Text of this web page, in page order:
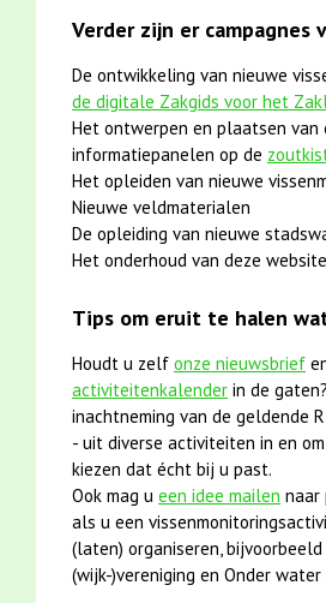
Verder zijn er campagnes
De ontwikkeling van nieuwe
de digitale Zakgids voor het
Het ontwerpen en plaatsen van
informatiepanelen op de
Het opleiden van nieuwe
Nieuwe veldmaterialen
De opleiding van nieuwe
Het onderhoud van deze website
Tips om eruit te halen
Houdt u zelf onze nieuwsbrief
activiteitenkalender in de
inachtneming van de geldende
- uit diverse activiteiten in en
kiezen dat écht bij u past.
Ook mag u een idee mailen naar
als u een
(laten) organiseren, bijvoorbeeld
(wijk-)vereniging en Onder water